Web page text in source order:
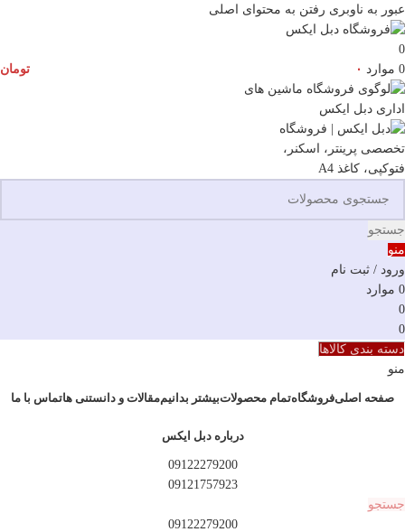
عبور به ناوبری رفتن به محتوای اصلی
0
0 موارد ۰ تومان
جستجو
منو
ورود / ثبت نام
0 موارد
0
0
دسته بندی کالاها
منو
صفحه اصلیفروشگاهتمام محصولاتبیشتر بدانیممقالات و دانستنی هاتماس با ما
درباره دبل ایکس
09122279200
09121757923
جستجو
09122279200